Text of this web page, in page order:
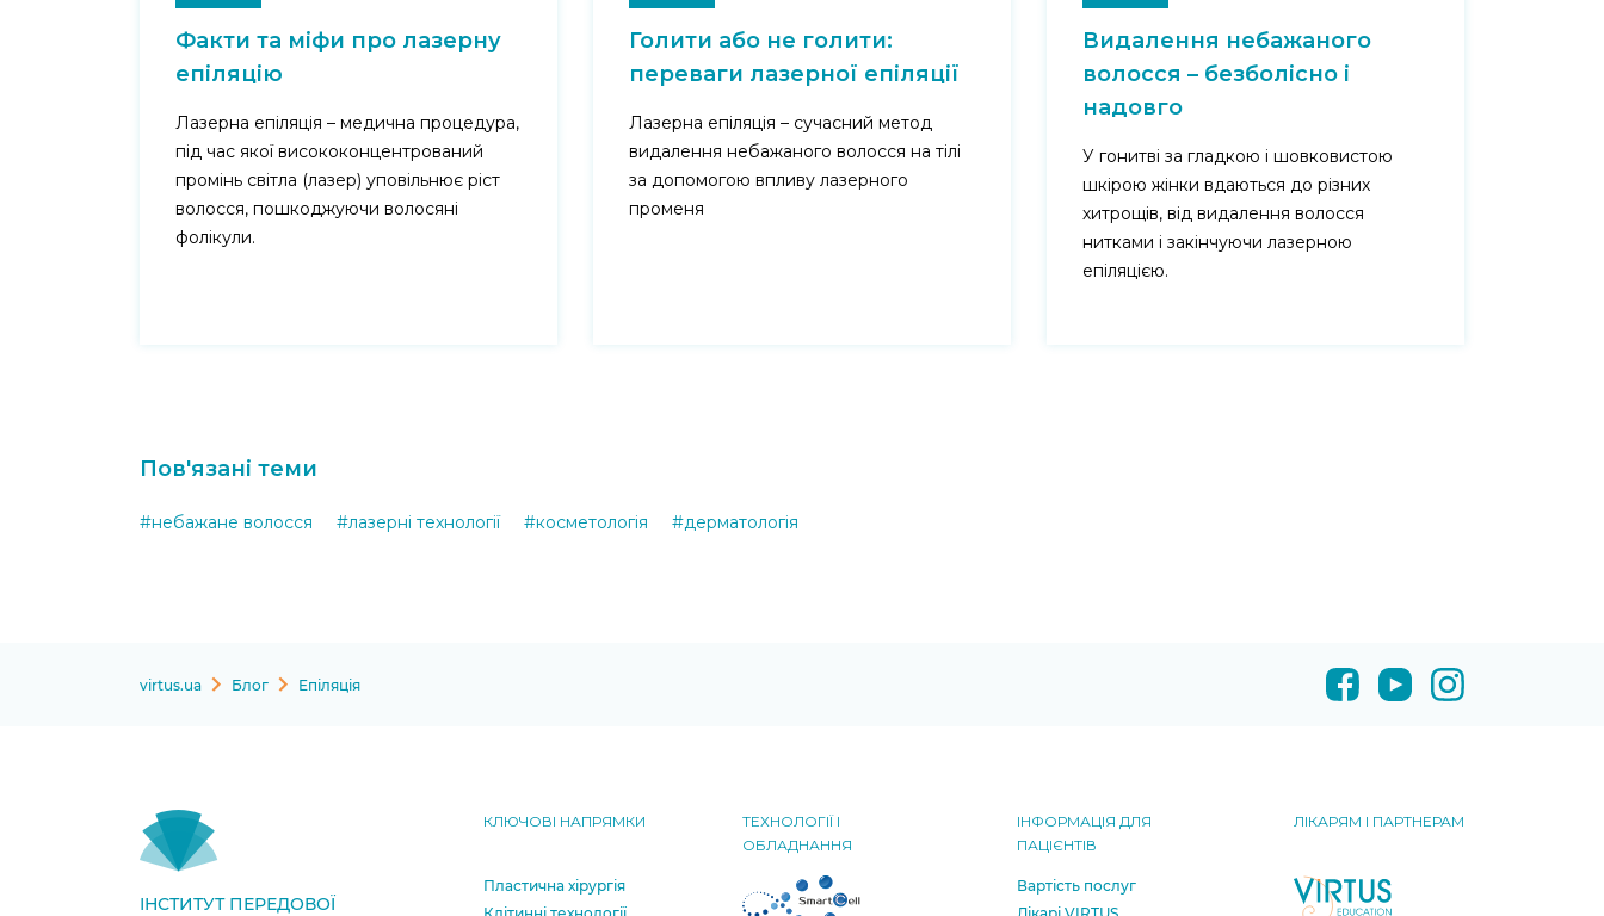
Факти та міфи про лазерну
епіляцію
Лазерна епіляція – медична процедура,
під час якої висококонцентрований
промінь світла (лазер) уповільнює ріст
волосся, пошкоджуючи волосяні
фолікули.
Голити або не голити:
переваги лазерної епіляції
Лазерна епіляція – сучасний метод
видалення небажаного волосся на тілі
за допомогою впливу лазерного
променя
Видалення небажаного
волосся – безболісно і
надовго
У гонитві за гладкою і шовковистою
шкірою жінки вдаються до різних
хитрощів, від видалення волосся
нитками і закінчуючи лазерною
епіляцією.
Пов'язані теми
#небажане волосся #лазерні технології #косметологiя #дерматологiя
virtus.ua Блог Епіляція
ІНСТИТУТ ПЕРЕДОВОЇ
КЛЮЧОВІ НАПРЯМКИ
Пластична хірургія
ТЕХНОЛОГІЇ І
ОБЛАДНАННЯ
ІНФОРМАЦІЯ ДЛЯ
ПАЦІЄНТІВ
Вартість послуг
ЛІКАРЯМ І ПАРТНЕРАМ